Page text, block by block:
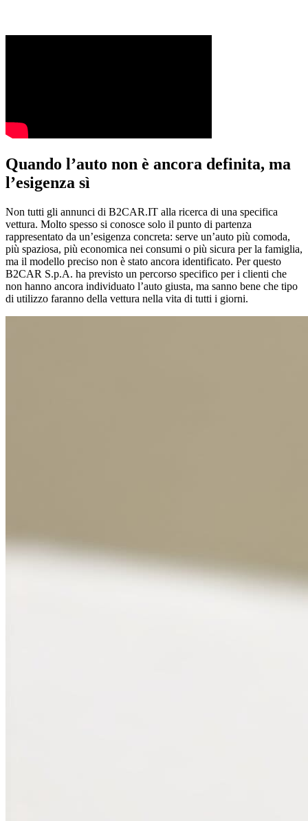
Quando l’auto non è ancora definita, ma
l’esigenza sì
Non tutti gli annunci di B2CAR.IT alla ricerca di una specifica
vettura. Molto spesso si conosce solo il punto di partenza
rappresentato da un’esigenza concreta: serve un’auto più comoda,
più spaziosa, più economica nei consumi o più sicura per la famiglia,
ma il modello preciso non è stato ancora identificato. Per questo
B2CAR S.p.A. ha previsto un percorso specifico per i clienti che
non hanno ancora individuato l’auto giusta, ma sanno bene che tipo
di utilizzo faranno della vettura nella vita di tutti i giorni.